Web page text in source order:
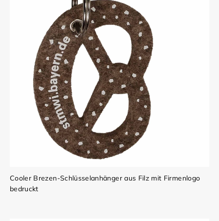
Cooler Brezen-Schlüsselanhänger aus Filz mit Firmenlogo
bedruckt